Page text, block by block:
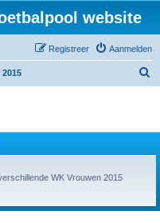
website
Aanmelden
Registreer
WK Vrouwen 2015